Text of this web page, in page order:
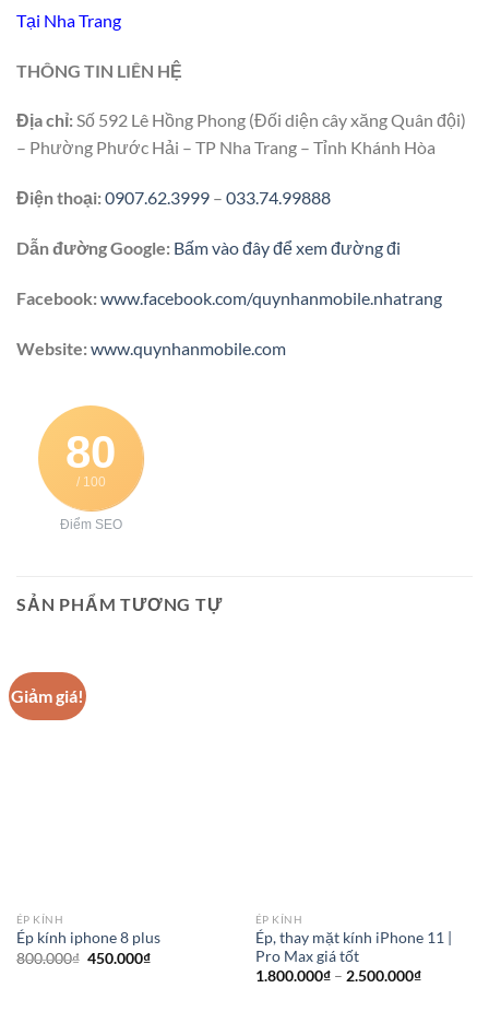
Tại Nha Trang
THÔNG TIN LIÊN HỆ
Địa chỉ:Số 592 Lê Hồng Phong (Đối diện cây xăng Quân đội)
– Phường Phước Hải – TP Nha Trang – Tỉnh Khánh Hòa
Điện thoại:0907.62.3999 – 033.74.99888
Dẫn đường Google: Bấm vào đây để xem đường đi
Facebook:www.facebook.com/quynhanmobile.nhatrang
Website:www.quynhanmobile.com
80
/ 100
Điểm SEO
SẢN PHẨM TƯƠNG TỰ
Giảm giá!
ÉP KÍNH
Ép kính iphone 8 plus
800.000₫ Giá
450.000₫Giá
ÉP KÍNH
Ép, thay mặt kính iPhone 11 |
Pro Max giá tốt
1.800.000₫ – 2.500.000₫Khoảng